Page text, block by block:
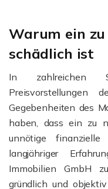
Warum ein
schädlich ist
In zahlreichen
Preisvorstellungen
Gegebenheiten des
haben, dass ein zu
unnötige
langjähriger
Immobilien GmbH
gründlich und